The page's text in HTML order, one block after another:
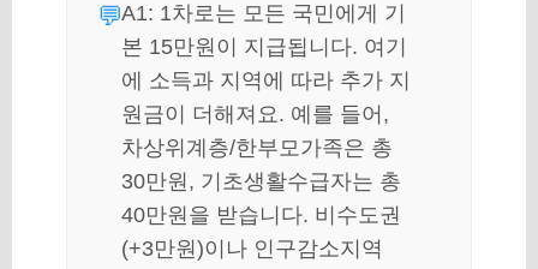
A1: 1차로는 모든 국민에게 기
본 15만원이 지급됩니다. 여기
에 소득과 지역에 따라 추가 지
원금이 더해져요. 예를 들어,
차상위계층/한부모가족은 총
30만원, 기초생활수급자는 총
40만원을 받습니다. 비수도권
(+3만원)이나 인구감소지역